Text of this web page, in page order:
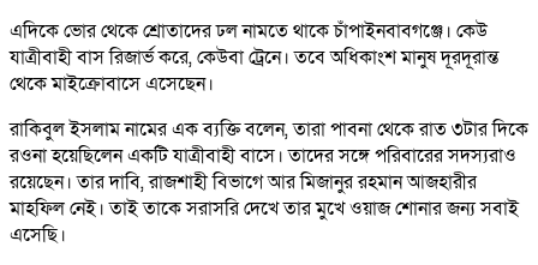
এদিকে ভোর থেকে শ্রোতাদের ঢল নামতে থাকে চাঁপাইনবাবগঞ্জে। কেউ
যাত্রীবাহী বাস রিজার্ভ করে, কেউবা ট্রেনে। তবে অধিকাংশ মানুষ দূরদূরান্ত
থেকে মাইক্রোবাসে এসেছেন।
রাকিবুল ইসলাম নামের এক ব্যক্তি বলেন, তারা পাবনা থেকে রাত ৩টার দিকে
রওনা হয়েছিলেন একটি যাত্রীবাহী বাসে। তাদের সঙ্গে পরিবারের সদস্যরাও
রয়েছেন। তার দাবি, রাজশাহী বিভাগে আর মিজানুর রহমান আজহারীর
মাহফিল নেই। তাই তাকে সরাসরি দেখে তার মুখে ওয়াজ শোনার জন্য সবাই
এসেছি।